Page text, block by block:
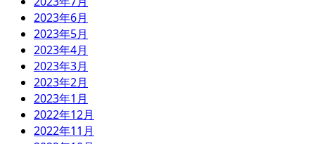
2023年6月
2023年5月
2023年4月
2023年3月
2023年2月
2023年1月
2022年12月
2022年11月